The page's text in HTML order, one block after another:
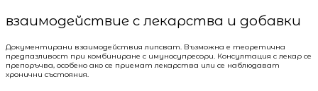
взаимодействие с лекарства и добавки
Документирани взаимодействия липсват. Възможна е теоретична
предпазливост при комбиниране с имуносупресори. Консултация с лекар се
препоръчва, особено ако се приемат лекарства или се наблюдават
хронични състояния.